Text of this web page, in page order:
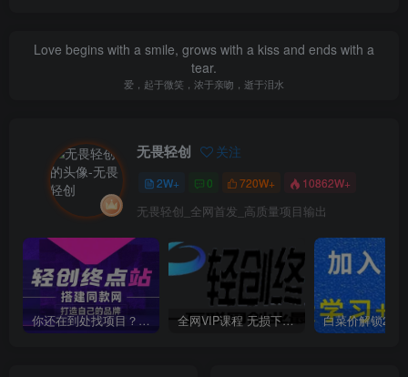
Love begins with a smile, grows with a kiss and ends with a
tear.
爱，起于微笑，浓于亲吻，逝于泪水
无畏轻创 关注
2W+ 0 720W+ 10862W+
无畏轻创_全网首发_高质量项目输出
你还在到处找项目？还在当韭菜？我靠卖项目一个月收入5万+，曾经我也是个失败者。 全网VIP课程 无损下载~